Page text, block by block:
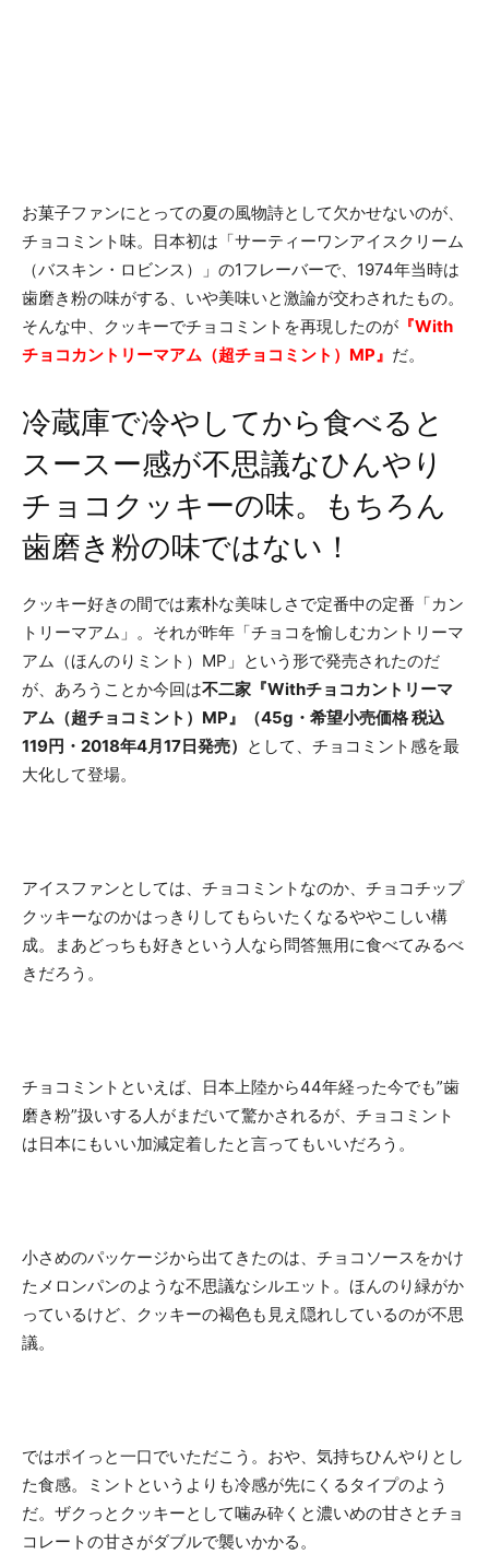
お菓子ファンにとっての夏の風物詩として欠かせないのが、
チョコミント味。日本初は「サーティーワンアイスクリーム
（バスキン・ロビンス）」の1フレーバーで、1974年当時は
歯磨き粉の味がする、いや美味いと激論が交わされたもの。
そんな中、クッキーでチョコミントを再現したのが 『With
チョコカントリーマアム（超チョコミント）MP』 だ。
冷蔵庫で冷やしてから食べると
スースー感が不思議なひんやり
チョコクッキーの味。もちろん
歯磨き粉の味ではない！
クッキー好きの間では素朴な美味しさで定番中の定番「カン
トリーマアム」。それが昨年「チョコを愉しむカントリーマ
アム（ほんのりミント）MP」という形で発売されたのだ
が、あろうことか今回は不二家『Withチョコカントリーマ
アム（超チョコミント）MP』（45g・希望小売価格 税込
119円・2018年4月17日発売） として、チョコミント感を最
大化して登場。
アイスファンとしては、チョコミントなのか、チョコチップ
クッキーなのかはっきりしてもらいたくなるややこしい構
成。まあどっちも好きという人なら問答無用に食べてみるべ
きだろう。
チョコミントといえば、日本上陸から44年経った今でも”歯
磨き粉”扱いする人がまだいて驚かされるが、チョコミント
は日本にもいい加減定着したと言ってもいいだろう。
小さめのパッケージから出てきたのは、チョコソースをかけ
たメロンパンのような不思議なシルエット。ほんのり緑がか
っているけど、クッキーの褐色も見え隠れしているのが不思
議。
ではポイっと一口でいただこう。おや、気持ちひんやりとし
た食感。ミントというよりも冷感が先にくるタイプのよう
だ。ザクっとクッキーとして噛み砕くと濃いめの甘さとチョ
コレートの甘さがダブルで襲いかかる。